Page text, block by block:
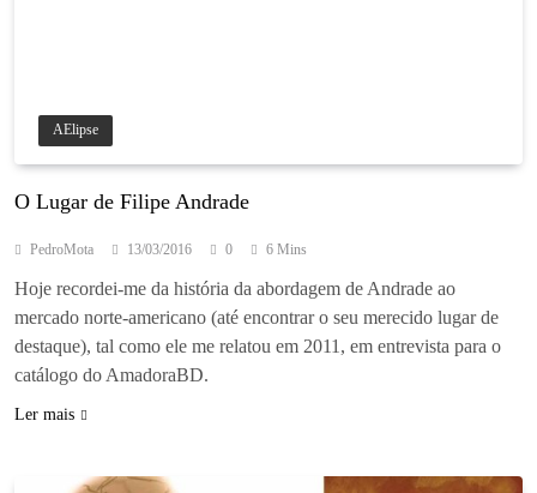
AElipse
O Lugar de Filipe Andrade
PedroMota 13/03/2016 0 6 Mins
Hoje recordei-me da história da abordagem de Andrade ao
mercado norte-americano (até encontrar o seu merecido lugar de
destaque), tal como ele me relatou em 2011, em entrevista para o
catálogo do AmadoraBD.
Ler mais